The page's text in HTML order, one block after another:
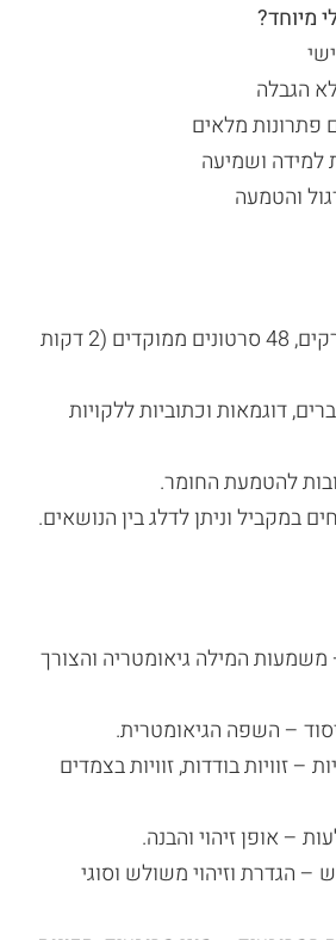
מיוחד?
הגבלה
פתרונות מלאים
למידה ושמיעה
והטמעה
הקורס כולל 10 פרקים, 48 סרטונים ממוקדים (2 דקות
דוגמאות וכתוביות ללקויות
להטמעת החומר.
במקביל וניתן לדלג בין הנושאים.
– משמעות המילה גיאומטריה והצורך
זוויות – זוויות בודדות, זוויות בצמדים
– הגדרת וזיהוי משולש וסוגי